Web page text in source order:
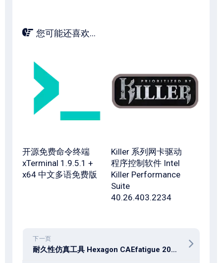
您可能还喜欢...
开源免费命令终端
xTerminal 1.9.5.1 +
x64 中文多语免费版
Killer 系列网卡驱动
程序控制软件 Intel
Killer Performance
Suite
40.26.403.2234
下一页
耐久性仿真工具 Hexagon CAEfatigue 2025.2